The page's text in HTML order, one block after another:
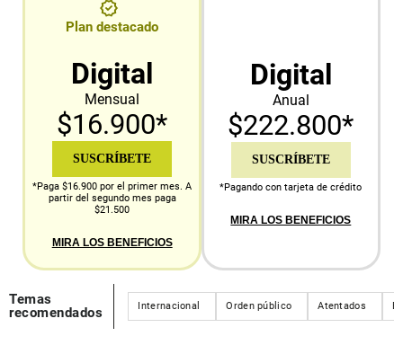
Plan destacado
Digital
Mensual
$16.900*
SUSCRÍBETE
*Paga $16.900 por el primer mes. A
partir del segundo mes paga
$21.500
MIRA LOS BENEFICIOS
Digital
Anual
$222.800*
SUSCRÍBETE
*Pagando con tarjeta de crédito
MIRA LOS BENEFICIOS
Temas
recomendados
Internacional Orden público Atentados